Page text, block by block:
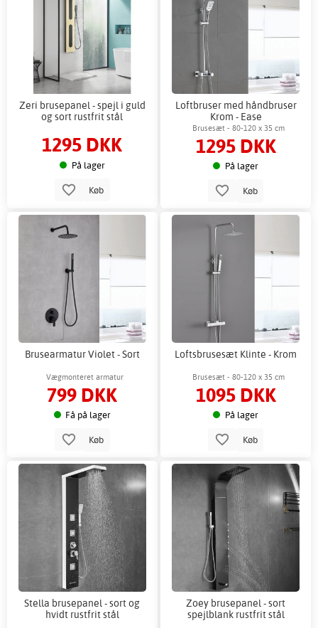
Zeri brusepanel - spejl i guld
og sort rustfrit stål
1295 DKK
På lager
Køb
Loftbruser med håndbruser
Krom - Ease
Brusesæt - 80-120 x 35 cm
1295 DKK
På lager
Køb
Brusearmatur Violet - Sort
Vægmonteret armatur
799 DKK
Få på lager
Køb
Loftsbrusesæt Klinte - Krom
Brusesæt - 80-120 x 35 cm
1095 DKK
På lager
Køb
Stella brusepanel - sort og
hvidt rustfrit stål
Zoey brusepanel - sort
spejlblank rustfrit stål